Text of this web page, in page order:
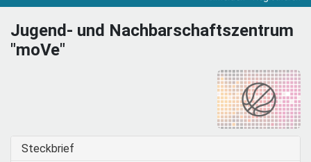
Startseite
News
Jugendnetz
Jugend- und Nachbarschaftszentrum
"moVe"
Ausblenden
Steckbrief